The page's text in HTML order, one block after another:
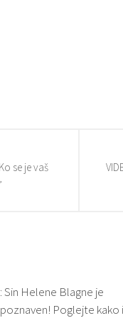
se je vaš
Sin Helene Blagne je
Poglejte kako